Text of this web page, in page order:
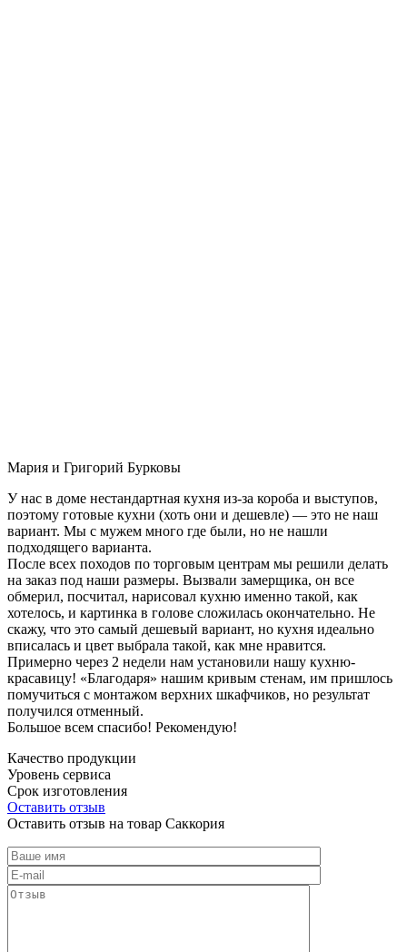
Мария и Григорий Бурковы
У нас в доме нестандартная кухня из-за короба и выступов,
поэтому готовые кухни (хоть они и дешевле) — это не наш
вариант. Мы с мужем много где были, но не нашли
подходящего варианта.
После всех походов по торговым центрам мы решили делать
на заказ под наши размеры. Вызвали замерщика, он все
обмерил, посчитал, нарисовал кухню именно такой, как
хотелось, и картинка в голове сложилась окончательно. Не
скажу, что это самый дешевый вариант, но кухня идеально
вписалась и цвет выбрала такой, как мне нравится.
Примерно через 2 недели нам установили нашу кухню-
красавицу! «Благодаря» нашим кривым стенам, им пришлось
помучиться с монтажом верхних шкафчиков, но результат
получился отменный.
Большое всем спасибо! Рекомендую!
Качество продукции
Уровень сервиса
Срок изготовления
Оставить отзыв
Оставить отзыв на товар Саккория